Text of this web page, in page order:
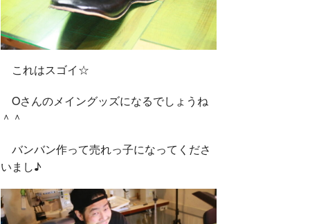
これはスゴイ☆
Oさんのメイングッズになるでしょうね
＾＾
バンバン作って売れっ子になってくださ
いまし♪